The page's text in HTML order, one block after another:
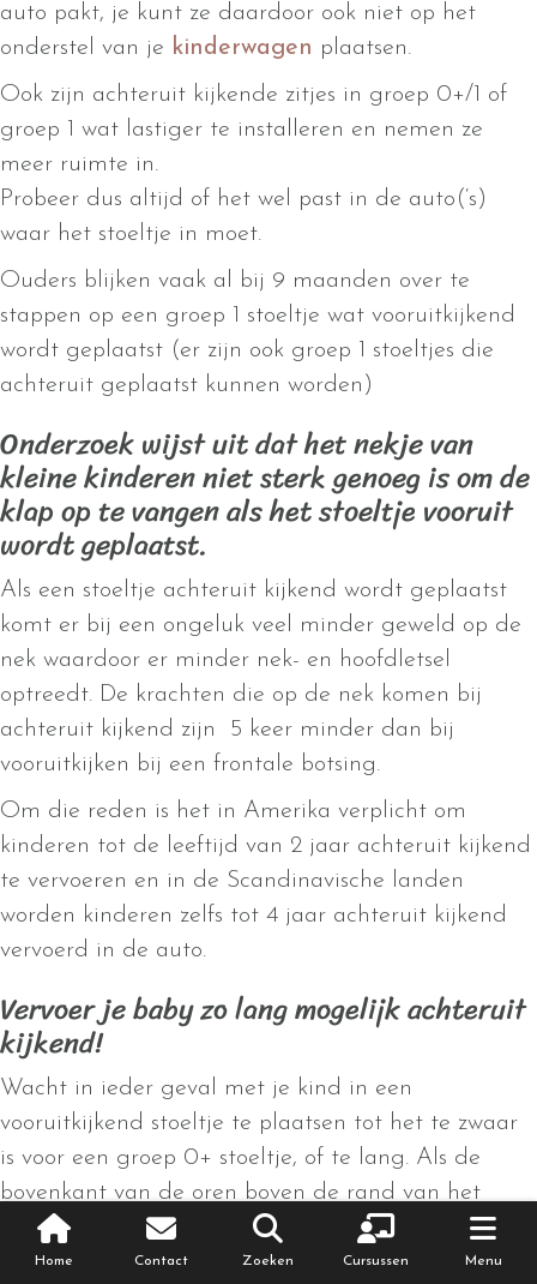
auto pakt, je kunt ze daardoor ook niet op het
onderstel van je kinderwagen plaatsen.
Ook zijn achteruit kijkende zitjes in groep 0+/1 of
groep 1 wat lastiger te installeren en nemen ze
meer ruimte in.
Probeer dus altijd of het wel past in de auto(‘s)
waar het stoeltje in moet.
Ouders blijken vaak al bij 9 maanden over te
stappen op een groep 1 stoeltje wat vooruitkijkend
wordt geplaatst (er zijn ook groep 1 stoeltjes die
achteruit geplaatst kunnen worden)
Onderzoek wijst uit dat het nekje van
kleine kinderen niet sterk genoeg is om de
klap op te vangen als het stoeltje vooruit
wordt geplaatst.
Als een stoeltje achteruit kijkend wordt geplaatst
komt er bij een ongeluk veel minder geweld op de
nek waardoor er minder nek- en hoofdletsel
optreedt. De krachten die op de nek komen bij
achteruit kijkend zijn 5 keer minder dan bij
vooruitkijken bij een frontale botsing.
Om die reden is het in Amerika verplicht om
kinderen tot de leeftijd van 2 jaar achteruit kijkend
te vervoeren en in de Scandinavische landen
worden kinderen zelfs tot 4 jaar achteruit kijkend
vervoerd in de auto.
Vervoer je baby zo lang mogelijk achteruit
kijkend!
Wacht in ieder geval met je kind in een
vooruitkijkend stoeltje te plaatsen tot het te zwaar
is voor een groep 0+ stoeltje, of te lang. Als de
bovenkant van de oren boven de rand van het
stoeltje uitkomt is het tijd om over te stappen naar
een groter stoeltje.
Home Contact Zoeken Cursussen Menu